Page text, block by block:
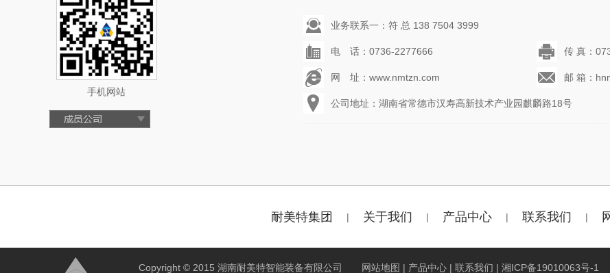
手机网站
业务联系一：符 总 138 7504 3999
电 话：0736-2277666 传 真：
网 址：www.nmtzn.com 邮 箱：
公司地址：湖南省常德市汉寿高新技术产业园麒麟路18号
耐美特集团 | 关于我们 | 产品中心 | 联系我们 |
Copyright © 2015 湖南耐美特智能装备有限公司 网站地图 | 产品中心 | 联系我们 | 湘ICP备19010063号-1